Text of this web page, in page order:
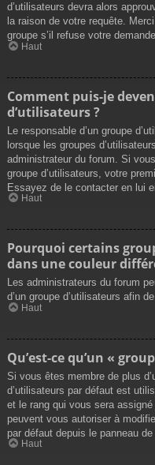
d’utilisateurs devra alors
la raison de votre requête.
groupe s’il refuse votre
Haut
Comment puis-je
d’utilisateurs ?
Le responsable d’un groupe
lorsque les groupes
administrateur du forum. Si
groupe d’utilisateurs, votre
Essayez de le contacter en lui
Haut
Pourquoi certains
dans une couleur
Les administrateurs du forum
d’un groupe d’utilisateurs afin
Haut
Qu’est-ce qu’un «
Si vous êtes membre de plus
d’utilisateurs par défaut est
et le rang qui vous sera
peuvent vous autoriser à
par défaut depuis le panneau de
Haut